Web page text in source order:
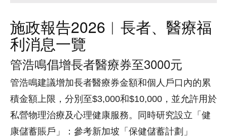
施政報告2026︱長者、醫療福
利消息一覽
管浩鳴倡增長者醫療券至3000元
管浩鳴建議增加長者醫療券金額和個人戶口內的累
積金額上限，分別至$3,000和$10,000，並允許用於
私營物理治療及心理健康服務。同時研究設立「健
康儲蓄賬戶」：參考新加坡「保健儲蓄計劃」